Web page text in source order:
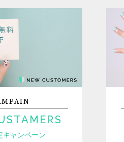
キャンペーン